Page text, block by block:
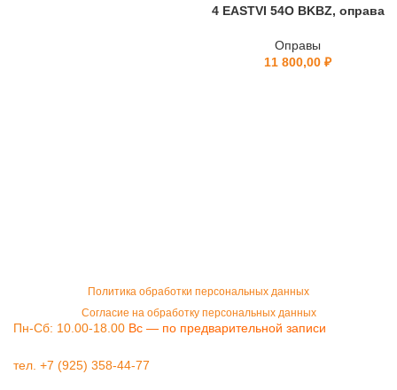
4 EASTVI 54O BKBZ, оправа
Оправы
11 800,00 ₽
Политика обработки персональных данных
Согласие на обработку персональных данных
Пн-Сб: 10.00-18.00 Вс — по предварительной записи
тел. +7 (925) 358-44-77